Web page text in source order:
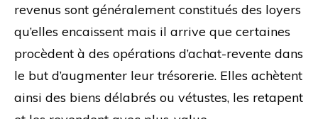
revenus sont généralement constitués des loyers
qu’elles encaissent mais il arrive que certaines
procèdent à des opérations d’achat-revente dans
le but d’augmenter leur trésorerie. Elles achètent
ainsi des biens délabrés ou vétustes, les retapent